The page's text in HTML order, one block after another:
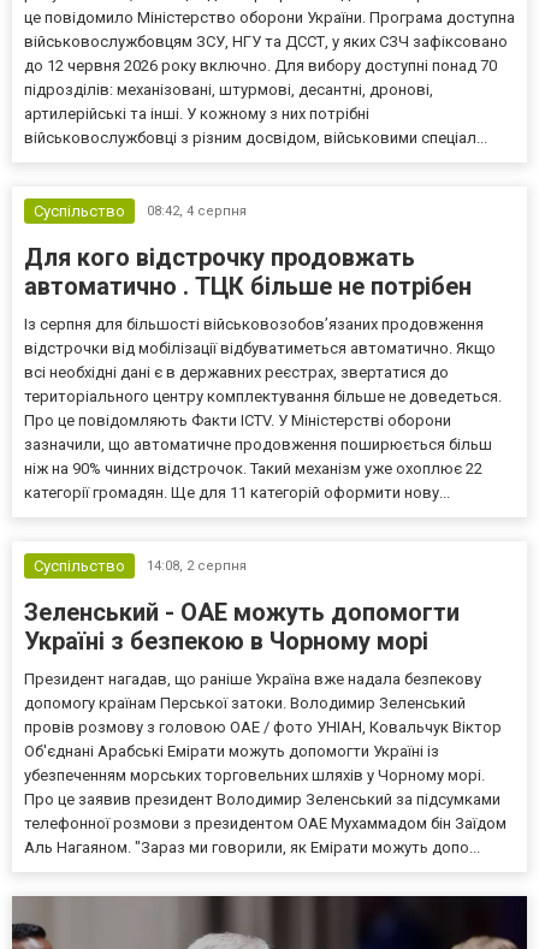
це повідомило Міністерство оборони України. Програма доступна
військовослужбовцям ЗСУ, НГУ та ДССТ, у яких СЗЧ зафіксовано
до 12 червня 2026 року включно. Для вибору доступні понад 70
підрозділів: механізовані, штурмові, десантні, дронові,
артилерійські та інші. У кожному з них потрібні
військовослужбовці з різним досвідом, військовими спеціал...
Суспільство 08:42, 4 серпня
Для кого відстрочку продовжать
автоматично . ТЦК більше не потрібен
Із серпня для більшості військовозобов’язаних продовження
відстрочки від мобілізації відбуватиметься автоматично. Якщо
всі необхідні дані є в державних реєстрах, звертатися до
територіального центру комплектування більше не доведеться.
Про це повідомляють Факти ICTV. У Міністерстві оборони
зазначили, що автоматичне продовження поширюється більш
ніж на 90% чинних відстрочок. Такий механізм уже охоплює 22
категорії громадян. Ще для 11 категорій оформити нову...
Суспільство 14:08, 2 серпня
Зеленський - ОАЕ можуть допомогти
Україні з безпекою в Чорному морі
Президент нагадав, що раніше Україна вже надала безпекову
допомогу країнам Перської затоки. Володимир Зеленський
провів розмову з головою ОАЕ / фото УНІАН, Ковальчук Віктор
Об'єднані Арабські Емірати можуть допомогти Україні із
убезпеченням морських торговельних шляхів у Чорному морі.
Про це заявив президент Володимир Зеленський за підсумками
телефонної розмови з президентом ОАЕ Мухаммадом бін Заїдом
Аль Нагаяном. "Зараз ми говорили, як Емірати можуть допо...